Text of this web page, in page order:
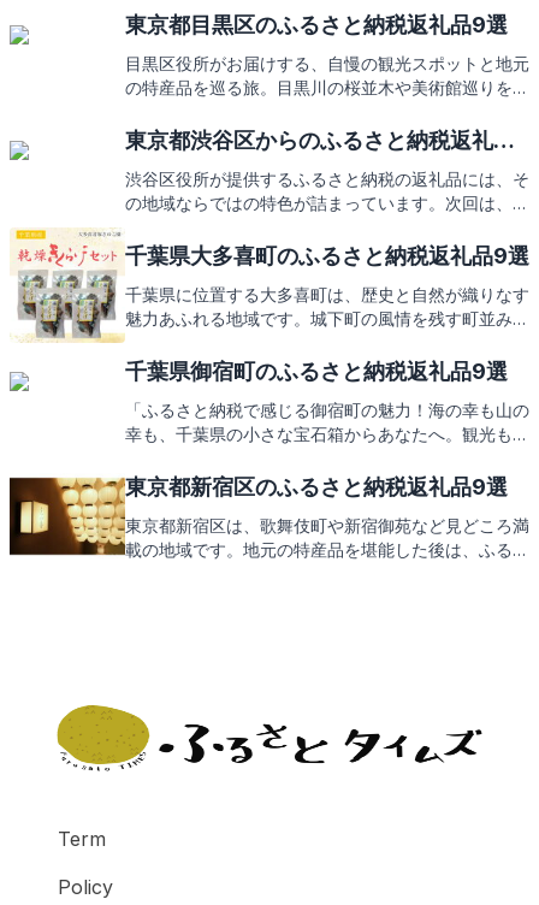
東京都目黒区のふるさと納税返礼品9選
目黒区役所がお届けする、自慢の観光スポットと地元
の特産品を巡る旅。目黒川の桜並木や美術館巡りを楽
ご紹介もお楽しみに。
東京都渋谷区からのふるさと納税返礼品9
選
渋谷区役所が提供するふるさと納税の返礼品には、そ
の地域ならではの特色が詰まっています。次回は、渋
千葉県大多喜町のふるさと納税返礼品9選
千葉県に位置する大多喜町は、歴史と自然が織りなす
魅力あふれる地域です。城下町の風情を残す町並み
な大多喜町の魅力をお届けする返礼品にもご期待くだ
千葉県御宿町のふるさと納税返礼品9選
「ふるさと納税で感じる御宿町の魅力！海の幸も山の
幸も、千葉県の小さな宝石箱からあなたへ。観光もグ
東京都新宿区のふるさと納税返礼品9選
東京都新宿区は、歌舞伎町や新宿御苑など見どころ満
載の地域です。地元の特産品を堪能した後は、ふるさ
Term
Policy